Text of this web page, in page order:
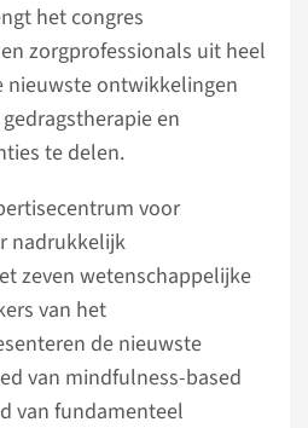
het congres
zorgprofessionals uit heel
nieuwste ontwikkelingen
en
te delen.
voor
nadrukkelijk
zeven wetenschappelijke
van het
de nieuwste
van mindfulness-based
van fundamenteel